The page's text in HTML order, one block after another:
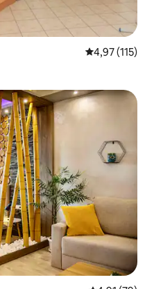
Gemiddelde
4,97 (115)